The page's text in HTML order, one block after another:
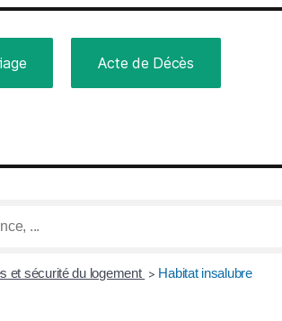
Acte de Décès
et sécurité du logement > Habitat insalubre